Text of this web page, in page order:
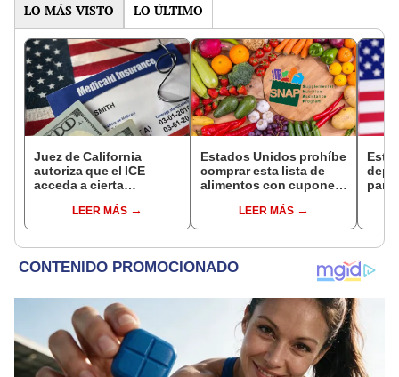
LO MÁS VISTO LO ÚLTIMO
Juez de California
autoriza que el ICE
acceda a cierta
inmigrantes inscritos en
LEER MÁS
Estados Unidos prohíbe
comprar esta lista de
alimentos con cupones
desde 2026LEER MÁS
para
se